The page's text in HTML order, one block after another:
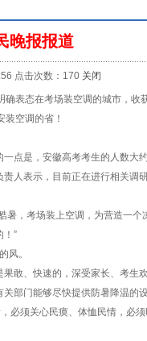
晚报报道
点击次数：170 关闭
表态在考场装空调的城市，收获
空调的省！
是，安徽高考考生的人数大约
人表示，目前正在进行相关调
，考场装上空调，为营造一个
！”
风。
、快速的，深受家长、考生欢
门能够尽快提供防暑降温的
必须关心民瘼、体恤民情，必